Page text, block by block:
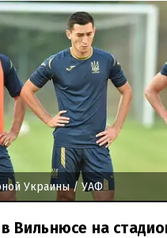
Украины/ УАФ
в Вильнюсе на